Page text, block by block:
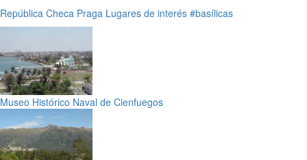
República Checa Praga Lugares de interés #basílicas
Museo Histórico Naval de Cienfuegos